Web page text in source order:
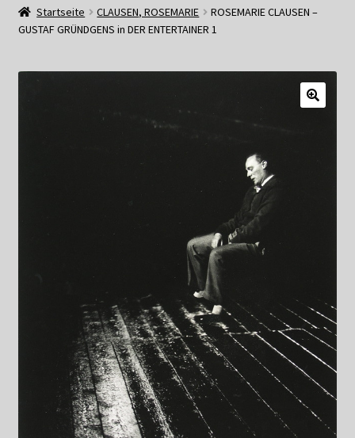
AGB
Mitglieder
Newsletter
Newsletter
Startseite CLAUSEN, ROSEMARIE
ROSEMARIE CLAUSEN –
GUSTAF GRÜNDGENS in DER ENTERTAINER 1